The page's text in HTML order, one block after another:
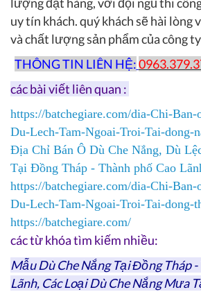
lượng đặt hàng, với đội ngũ thi
uy tín khách. quý khách sẽ hài lòng
và chất lượng sản phẩm của công
THÔNG TIN LIÊN HỆ:
các bài viết liên quan :
https://batchegiare.com/dia-Chi-
Du-Lech-Tam-Ngoai-Troi-Tai-dong-
Địa Chỉ Bán Ô Dù Che Nắng, Dù
Tại Đồng Tháp - Thành phố Cao
https://batchegiare.com/dia-Chi-
Du-Lech-Tam-Ngoai-Troi-Tai-dong-
https://batchegiare.com/
các từ khóa tìm kiếm nhiều:
Mẫu Dù Che Nắng Tại Đồng Tháp -
Lãnh, Các Loại Dù Che Nắng Mưa